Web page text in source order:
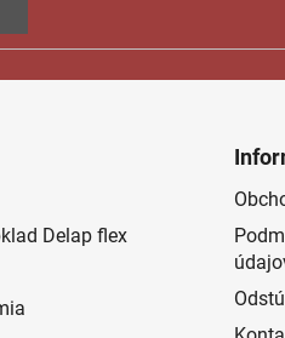
Delap flex